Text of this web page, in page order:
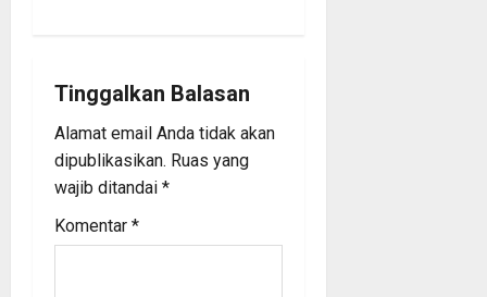
g
a
i
Tinggalkan Balasan
Alamat email Anda tidak akan
dipublikasikan. Ruas yang
wajib ditandai *
Komentar *